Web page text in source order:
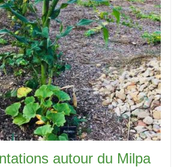
autour du Milpa